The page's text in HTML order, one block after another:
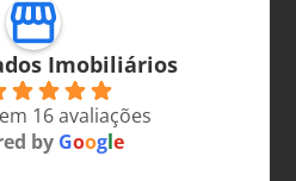
Imobiliários
16 avaliações
by Google